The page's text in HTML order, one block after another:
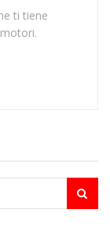
ti tiene